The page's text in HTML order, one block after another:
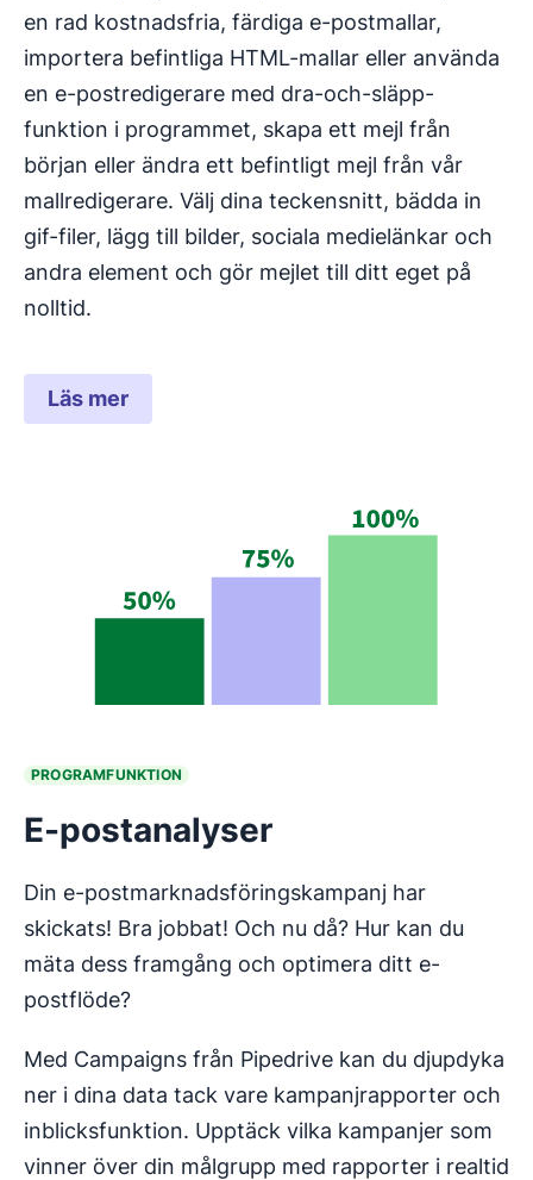
en rad kostnadsfria, färdiga e-postmallar,
importera befintliga HTML-mallar eller använda
en e-postredigerare med dra-och-släpp-
funktion i programmet, skapa ett mejl från
början eller ändra ett befintligt mejl från vår
mallredigerare. Välj dina teckensnitt, bädda in
gif-filer, lägg till bilder, sociala medielänkar och
andra element och gör mejlet till ditt eget på
nolltid.
Läs mer
PROGRAMFUNKTION
E-postanalyser
Din e-postmarknadsföringskampanj har
skickats! Bra jobbat! Och nu då? Hur kan du
mäta dess framgång och optimera ditt e-
postflöde?
Med Campaigns från Pipedrive kan du djupdyka
ner i dina data tack vare kampanjrapporter och
inblicksfunktion. Upptäck vilka kampanjer som
vinner över din målgrupp med rapporter i realtid